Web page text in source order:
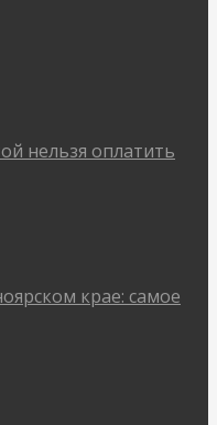
нельзя оплатить
крае: самое